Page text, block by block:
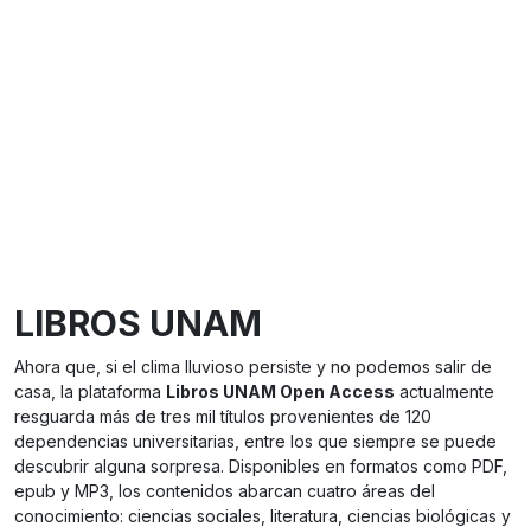
LIBROS UNAM
Ahora que, si el clima lluvioso persiste y no podemos salir de
casa, la plataforma Libros UNAM Open Access actualmente
resguarda más de tres mil títulos provenientes de 120
dependencias universitarias, entre los que siempre se puede
descubrir alguna sorpresa. Disponibles en formatos como PDF,
epub y MP3, los contenidos abarcan cuatro áreas del
conocimiento: ciencias sociales, literatura, ciencias biológicas y